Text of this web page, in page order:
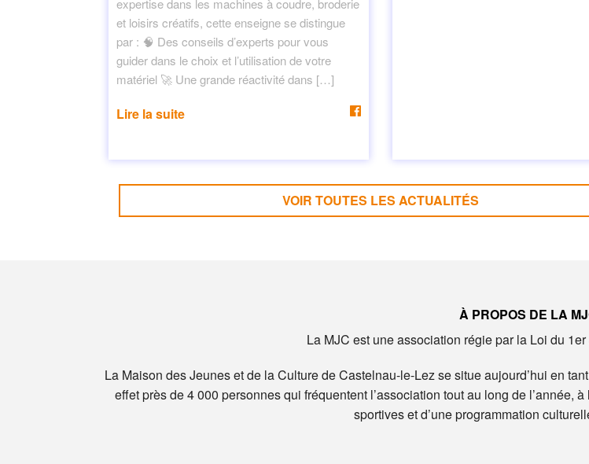
expertise dans les machines à coudre, broderie
et loisirs créatifs, cette enseigne se distingue
par : 🧠 Des conseils d’experts pour vous
guider dans le choix et l’utilisation de votre
matériel 🚀 Une grande réactivité dans […]
Lire la suite
VOIR TOUTES LES ACTUALITÉS
À PROPOS DE LA
La MJC est une association régie par la Loi du
La Maison des Jeunes et de la Culture de Castelnau-le-Lez se situe aujourd’hui en
effet près de 4 000 personnes qui fréquentent l’association tout au long de l’année,
sportives et d’une programmation